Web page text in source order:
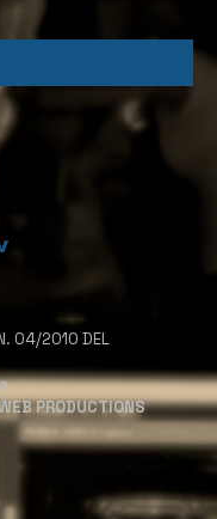
04/2010 DEL
PRODUCTIONS